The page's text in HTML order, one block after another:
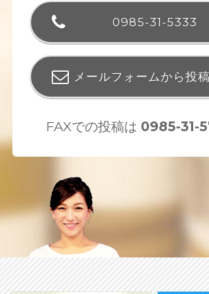
0985-31-5333
メールフォームから投
FAXでの投稿は 0985-31-